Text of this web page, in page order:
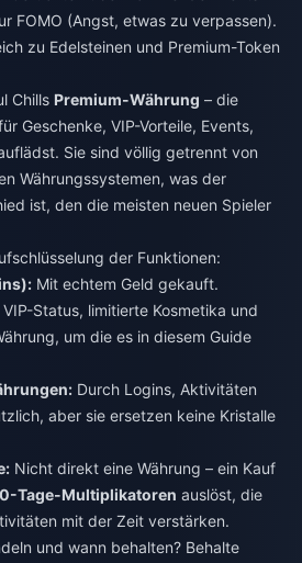
FOMO (Angst, etwas zu verpassen).
zu Edelsteinen und Premium-Token
Chills Premium-Währung – die
Geschenke, VIP-Vorteile, Events,
Sie sind völlig getrennt von
Währungssystemen, was der
ist, den die meisten neuen Spieler
der Funktionen:
Mit echtem Geld gekauft.
Status, limitierte Kosmetika und
um die es in diesem Guide
Durch Logins, Aktivitäten
aber sie ersetzen keine Kristalle
Nicht direkt eine Währung – ein Kauf
Tage-Multiplikatoren auslöst, die
mit der Zeit verstärken.
und wann behalten? Behalte